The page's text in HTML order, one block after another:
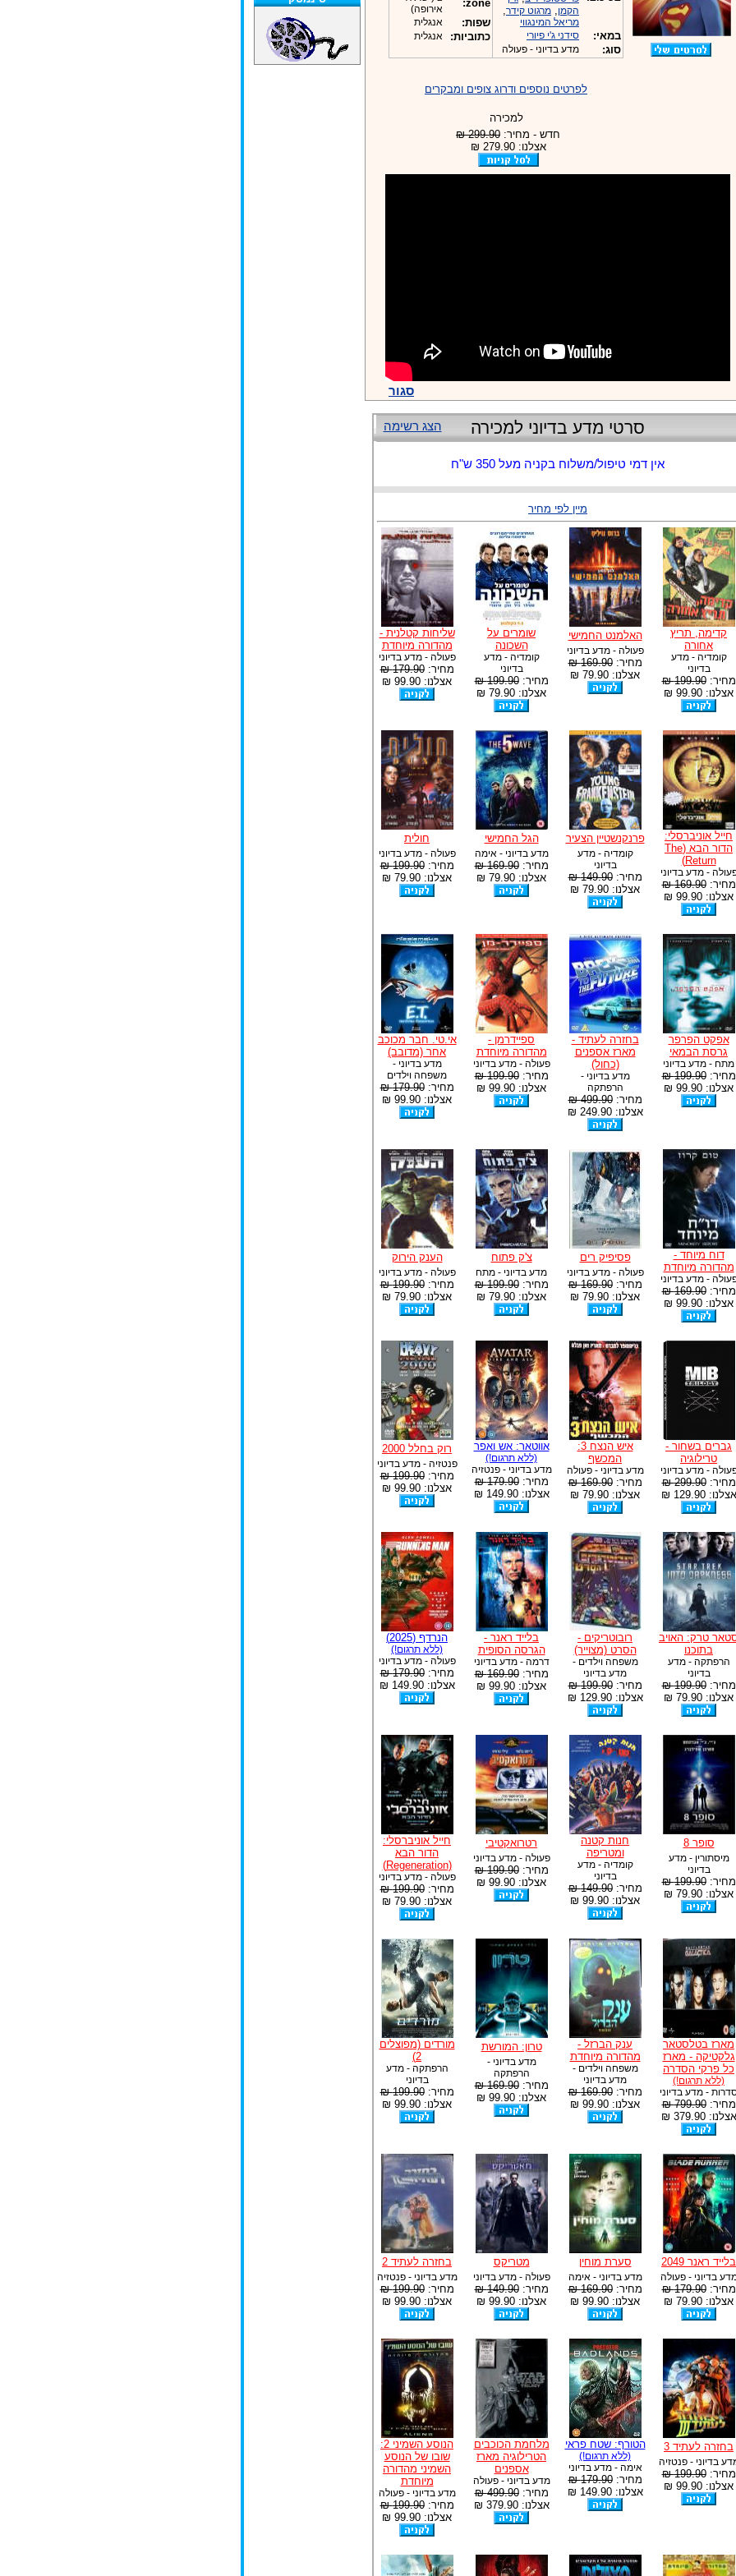
הקמן, מרגוט קידר,
מריאל המינגווי
במאי: סידני ג'י פיורי
סוג: מדע בדיוני - פעולה
zone:
אירופה)
שפות: אנגלית
כתוביות: אנגלית
לפרטים נוספים ודרוג צופים ומבקרים
למכירה
חדש - מחיר: 299.90 ₪
אצלנו: 279.90 ₪
סגור
הצג רשימה סרטי מדע בדיוני למכירה
אין דמי טיפול/משלוח בקניה מעל 350 ש"ח
מיין לפי מחיר
קדימה, תריץ
אחורה
קומדיה - מדע
בדיוני
מחיר:199.90 ₪
אצלנו: 99.90 ₪
האלמנט החמישי
פעולה - מדע בדיוני
מחיר:169.90 ₪
אצלנו: 79.90 ₪
שומרים על
השכונה
קומדיה - מדע
בדיוני
מחיר:199.90 ₪
אצלנו: 79.90 ₪
שליחות קטלנית -
מהדורה מיוחדת
פעולה - מדע בדיוני
מחיר:179.90 ₪
אצלנו: 99.90 ₪
חייל אוניברסלי:
הדור הבא (The
Return)
- מדע בדיוני
מחיר:169.90 ₪
אצלנו: 99.90 ₪
פרנקנשטיין הצעיר
קומדיה - מדע
בדיוני
מחיר:149.90 ₪
אצלנו: 79.90 ₪
הגל החמישי
מדע בדיוני - אימה
מחיר:169.90 ₪
אצלנו: 79.90 ₪
חולית
פעולה - מדע בדיוני
מחיר:199.90 ₪
אצלנו: 79.90 ₪
אפקט הפרפר
גרסת הבמאי
מתח - מדע בדיוני
מחיר:199.90 ₪
אצלנו: 99.90 ₪
בחזרה לעתיד -
מארז אספנים
(כחול)
מדע בדיוני -
הרפתקה
מחיר:499.90 ₪
אצלנו: 249.90 ₪
ספיידרמן -
מהדורה מיוחדת
פעולה - מדע בדיוני
מחיר:199.90 ₪
אצלנו: 99.90 ₪
אי.טי. חבר מכוכב
אחר (מדובב)
מדע בדיוני -
משפחה וילדים
מחיר:179.90 ₪
אצלנו: 99.90 ₪
דוח מיוחד -
מהדורה מיוחדת
- מדע בדיוני
מחיר:169.90 ₪
אצלנו: 99.90 ₪
פסיפיק רים
פעולה - מדע בדיוני
מחיר:169.90 ₪
אצלנו: 79.90 ₪
צ'ק פתוח
מדע בדיוני - מתח
מחיר:199.90 ₪
אצלנו: 79.90 ₪
הענק הירוק
פעולה - מדע בדיוני
מחיר:199.90 ₪
אצלנו: 79.90 ₪
גברים בשחור -
טרילוגיה
- מדע בדיוני
מחיר:299.90 ₪
אצלנו: 129.90 ₪
איש הנצח 3:
המכשף
מדע בדיוני - פעולה
מחיר:169.90 ₪
אצלנו: 79.90 ₪
אווטאר: אש ואפר
(ללא תרגום!)
מדע בדיוני - פנטזיה
מחיר:179.90 ₪
אצלנו: 149.90 ₪
רוק בחלל 2000
פנטזיה - מדע בדיוני
מחיר:199.90 ₪
אצלנו: 99.90 ₪
טרק: האויב
בתוכנו
הרפתקה - מדע
בדיוני
מחיר:199.90 ₪
אצלנו: 79.90 ₪
רובוטריקים -
הסרט (מצוייר)
משפחה וילדים -
מדע בדיוני
מחיר:199.90 ₪
אצלנו: 129.90 ₪
בלייד ראנר -
הגרסה הסופית
דרמה - מדע בדיוני
מחיר:169.90 ₪
אצלנו: 99.90 ₪
הנרדף (2025)
(ללא תרגום!)
פעולה - מדע בדיוני
מחיר:179.90 ₪
אצלנו: 149.90 ₪
סופר 8
מיסתורין - מדע
בדיוני
מחיר:199.90 ₪
אצלנו: 79.90 ₪
חנות קטנה
ומטריפה
קומדיה - מדע
בדיוני
מחיר:149.90 ₪
אצלנו: 99.90 ₪
רטרואקטיבי
פעולה - מדע בדיוני
מחיר:199.90 ₪
אצלנו: 99.90 ₪
חייל אוניברסלי:
הדור הבא
(Regeneration)
פעולה - מדע בדיוני
מחיר:199.90 ₪
אצלנו: 79.90 ₪
מארז בטלסטאר
גלקטיקה - מארז
כל פרקי הסדרה
(ללא תרגום!)
- מדע בדיוני
מחיר:799.90 ₪
אצלנו: 379.90 ₪
ענק הברזל -
מהדורה מיוחדת
משפחה וילדים -
מדע בדיוני
מחיר:169.90 ₪
אצלנו: 99.90 ₪
טרון: המורשת
מדע בדיוני -
הרפתקה
מחיר:169.90 ₪
אצלנו: 99.90 ₪
מורדים (מפוצלים
2)
הרפתקה - מדע
בדיוני
מחיר:199.90 ₪
אצלנו: 99.90 ₪
בלייד ראנר 2049
בדיוני - פעולה
מחיר:179.90 ₪
אצלנו: 79.90 ₪
סערת מוחין
מדע בדיוני - אימה
מחיר:169.90 ₪
אצלנו: 99.90 ₪
מטריקס
פעולה - מדע בדיוני
מחיר:149.90 ₪
אצלנו: 99.90 ₪
בחזרה לעתיד 2
מדע בדיוני - פנטזיה
מחיר:199.90 ₪
אצלנו: 99.90 ₪
בחזרה לעתיד 3
בדיוני - פנטזיה
מחיר:199.90 ₪
אצלנו: 99.90 ₪
הטורף: שטח פראי
(ללא תרגום!)
אימה - מדע בדיוני
מחיר:179.90 ₪
אצלנו: 149.90 ₪
מלחמת הכוכבים
הטרילוגיה מארז
אספנים
מדע בדיוני - פעולה
מחיר:499.90 ₪
אצלנו: 379.90 ₪
הנוסע השמיני 2:
שובו של הנוסע
השמיני מהדורה
מיוחדת
מדע בדיוני - פעולה
מחיר:199.90 ₪
אצלנו: 99.90 ₪